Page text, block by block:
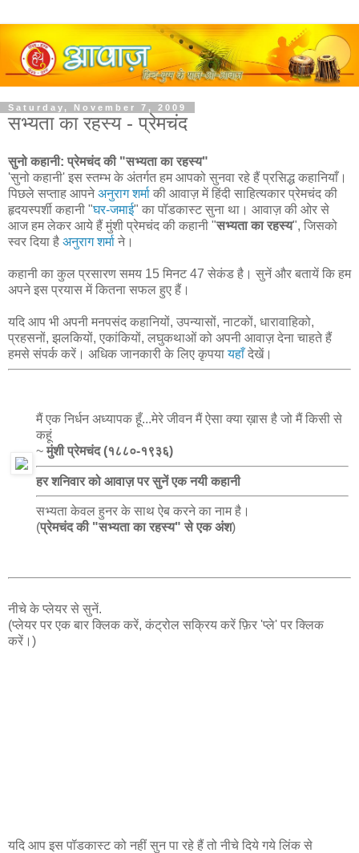
Saturday, November 7, 2009
सभ्यता का रहस्य - प्रेमचंद
सुनो कहानी: प्रेमचंद की "सभ्यता का रहस्य"
'सुनो कहानी' इस स्तम्भ के अंतर्गत हम आपको सुनवा रहे हैं प्रसिद्ध कहानियाँ।
पिछले सप्ताह आपनेअनुराग शर्मा की आवाज़ में हिंदी साहित्यकार प्रेमचंद की
हृदयस्पर्शी कहानी "घर-जमाई" का पॉडकास्ट सुना था। आवाज़ की ओर से
आज हम लेकर आये हैं मुंशी प्रेमचंद की कहानी "सभ्यता का रहस्य", जिसको
स्वर दिया है अनुराग शर्मा ने।
कहानी का कुल प्रसारण समय 15 मिनट 47 सेकंड है। सुनें और बतायें कि हम
अपने इस प्रयास में कितना सफल हुए हैं।
यदि आप भी अपनी मनपसंद कहानियों, उपन्यासों, नाटकों, धारावाहिको,
प्रहसनों, झलकियों, एकांकियों, लघुकथाओं को अपनी आवाज़ देना चाहते हैं
हमसे संपर्क करें। अधिक जानकारी के लिए कृपयायहाँदेखें।
मैं एक निर्धन अध्यापक हूँ...मेरे जीवन मैं ऐसा क्या ख़ास है जो मैं किसी से
कहूं
~मुंशी प्रेमचंद (१८८०-१९३६)
हर शनिवार को आवाज़ पर सुनें एक नयी कहानी
सभ्यता केवल हुनर के साथ ऐब करने का नाम है।
(प्रेमचंद की "सभ्यता का रहस्य" से एक अंश)
नीचे के प्लेयर से सुनें.
(प्लेयर पर एक बार क्लिक करें, कंट्रोल सक्रिय करें फ़िर 'प्ले' पर क्लिक
करें।)
यदि आप इस पॉडकास्ट को नहीं सुन पा रहे हैं तो नीचे दिये गये लिंक से